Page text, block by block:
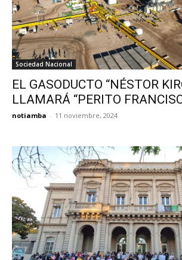
Sociedad Nacional
EL GASODUCTO “NÉSTOR
LLAMARÁ “PERITO
notiamba - 11 noviembre, 2024